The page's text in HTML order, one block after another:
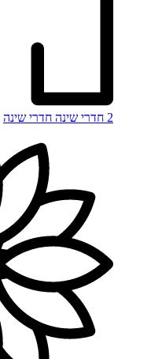
2 חדרי שינה חדרי שינה